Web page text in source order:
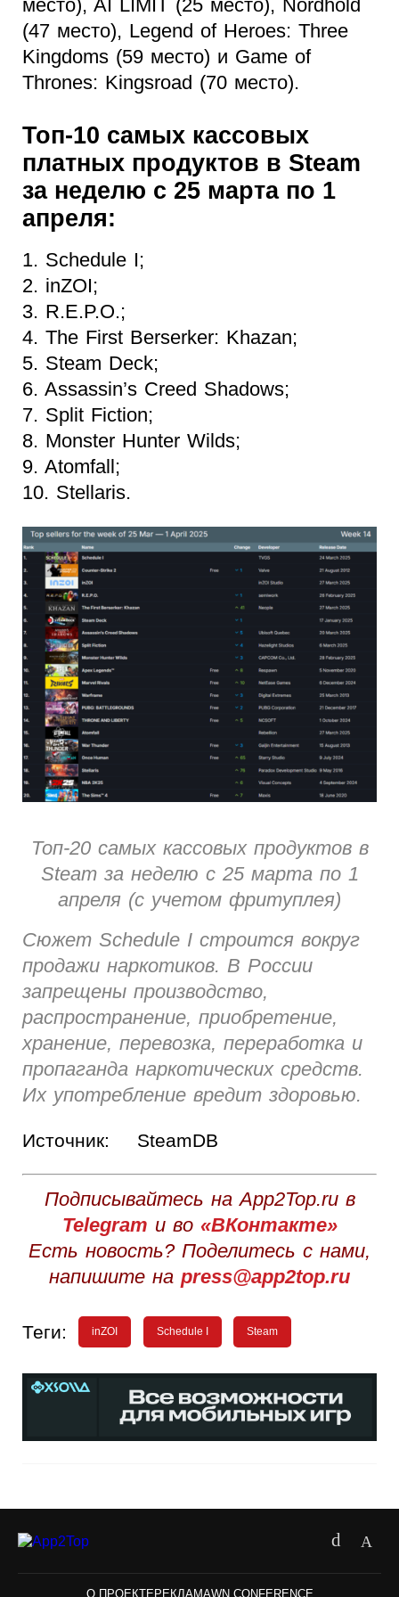
место), AI LIMIT (25 место), Nordhold
(47 место), Legend of Heroes: Three
Kingdoms (59 место) и Game of
Thrones: Kingsroad (70 место).
Топ-10 самых кассовых
платных продуктов в Steam
за неделю с 25 марта по 1
апреля:
1. Schedule I;
2. inZOI;
3. R.E.P.O.;
4. The First Berserker: Khazan;
5. Steam Deck;
6. Assassin’s Creed Shadows;
7. Split Fiction;
8. Monster Hunter Wilds;
9. Atomfall;
10. Stellaris.
Топ-20 самых кассовых продуктов в
Steam за неделю c 25 марта по 1
апреля (с учетом фритуплея)
Сюжет Schedule I строится вокруг
продажи наркотиков. В России
запрещены производство,
распространение, приобретение,
хранение, перевозка, переработка и
пропаганда наркотических средств.
Их употребление вредит здоровью.
Источник: SteamDB
Подписывайтесь на App2Top.ru в
Telegram и во «ВКонтакте»
Есть новость? Поделитесь с нами,
напишите на press@app2top.ru
Теги: inZOI Schedule I Steam
О ПРОЕКТЕ РЕКЛАМАWN CONFERENCE